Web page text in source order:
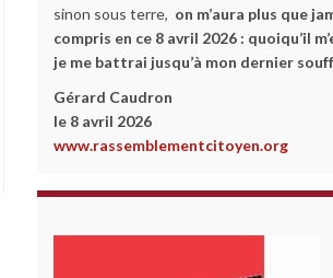
sinon sous terre, on m’aura plus que
compris en ce 8 avril 2026 : quoiqu’il
je me battrai jusqu’à mon dernier
Gérard Caudron
le 8 avril 2026
www.rassemblementcitoyen.org